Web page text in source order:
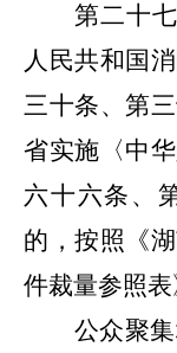
第二十
人民共和国消
三十条、第
省实施 〈中
六十六条、
的，按照《
件裁量参照表
公众聚